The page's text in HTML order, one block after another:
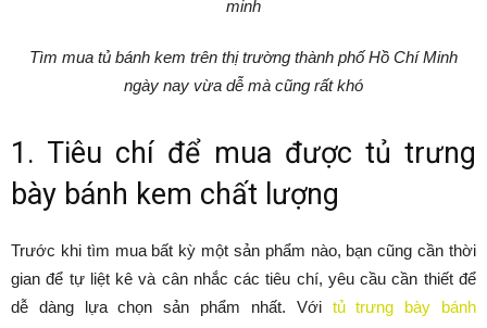
Tìm mua tủ bánh kem trên thị trường thành phố Hồ Chí Minh
ngày nay vừa dễ mà cũng rất khó
1. Tiêu chí để mua được tủ trưng
bày bánh kem chất lượng
Trước khi tìm mua bất kỳ một sản phẩm nào, bạn cũng cần thời
gian để tự liệt kê và cân nhắc các tiêu chí, yêu cầu cần thiết để
dễ dàng lựa chọn sản phẩm nhất. Với tủ trưng bày bánh